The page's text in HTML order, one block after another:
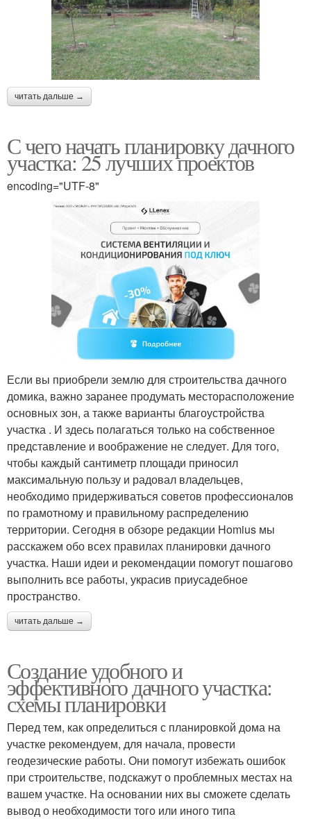
читать дальше →
С чего начать планировку дачного
участка: 25 лучших проектов
encoding="UTF-8"
Если вы приобрели землю для строительства дачного
домика, важно заранее продумать месторасположение
основных зон, а также варианты благоустройства
участка . И здесь полагаться только на собственное
представление и воображение не следует. Для того,
чтобы каждый сантиметр площади приносил
максимальную пользу и радовал владельцев,
необходимо придерживаться советов профессионалов
по грамотному и правильному распределению
территории. Сегодня в обзоре редакции Homius мы
расскажем обо всех правилах планировки дачного
участка. Наши идеи и рекомендации помогут пошагово
выполнить все работы, украсив приусадебное
пространство.
читать дальше →
Создание удобного и
эффективного дачного участка:
схемы планировки
Перед тем, как определиться с планировкой дома на
участке рекомендуем, для начала, провести
геодезические работы. Они помогут избежать ошибок
при строительстве, подскажут о проблемных местах на
вашем участке. На основании них вы сможете сделать
вывод о необходимости того или иного типа